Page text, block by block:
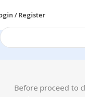
/ Register
Before proceed to